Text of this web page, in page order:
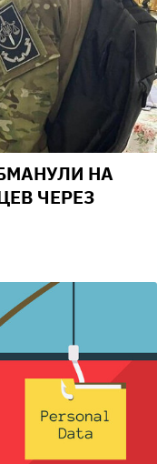
НА
ЧЕРЕЗ